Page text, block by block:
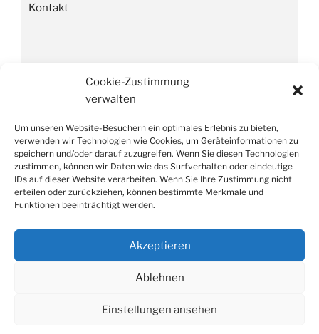
Cookie-Zustimmung
verwalten
Um unseren Website-Besuchern ein optimales Erlebnis zu bieten,
verwenden wir Technologien wie Cookies, um Geräteinformationen zu
speichern und/oder darauf zuzugreifen. Wenn Sie diesen Technologien
zustimmen, können wir Daten wie das Surfverhalten oder eindeutige
IDs auf dieser Website verarbeiten. Wenn Sie Ihre Zustimmung nicht
erteilen oder zurückziehen, können bestimmte Merkmale und
Funktionen beeinträchtigt werden.
Akzeptieren
Ablehnen
Einstellungen ansehen
Kontakt
Datenschutzverordnung
Suche
Weißes
Heroldsberg